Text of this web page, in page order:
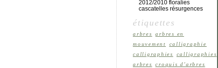
2012/2010 floralies
cascatelles résurgences
étiquettes
arbres
arbres en
mouvement
calligraphie
calligraphies
calligraphies
arbres
croquis d'arbres